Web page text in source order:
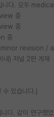
니다. 모두
중
중
중
minor revision /
) 저널 2편 게재
수 있습니다.)
다. 같이 연구했